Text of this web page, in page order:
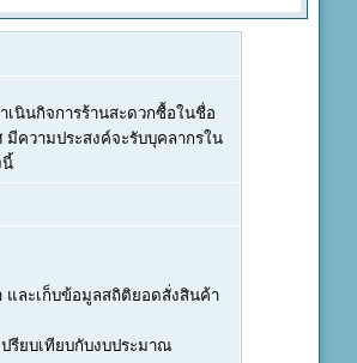
นินกิจการร้านสะดวกซื้อในชื่อ
มีความประสงค์จะรับบุคลากรใน
นี้
ละเก็บข้อมูลสถิติยอดสั่งสินค้า
รียบเทียบกับงบประมาณ